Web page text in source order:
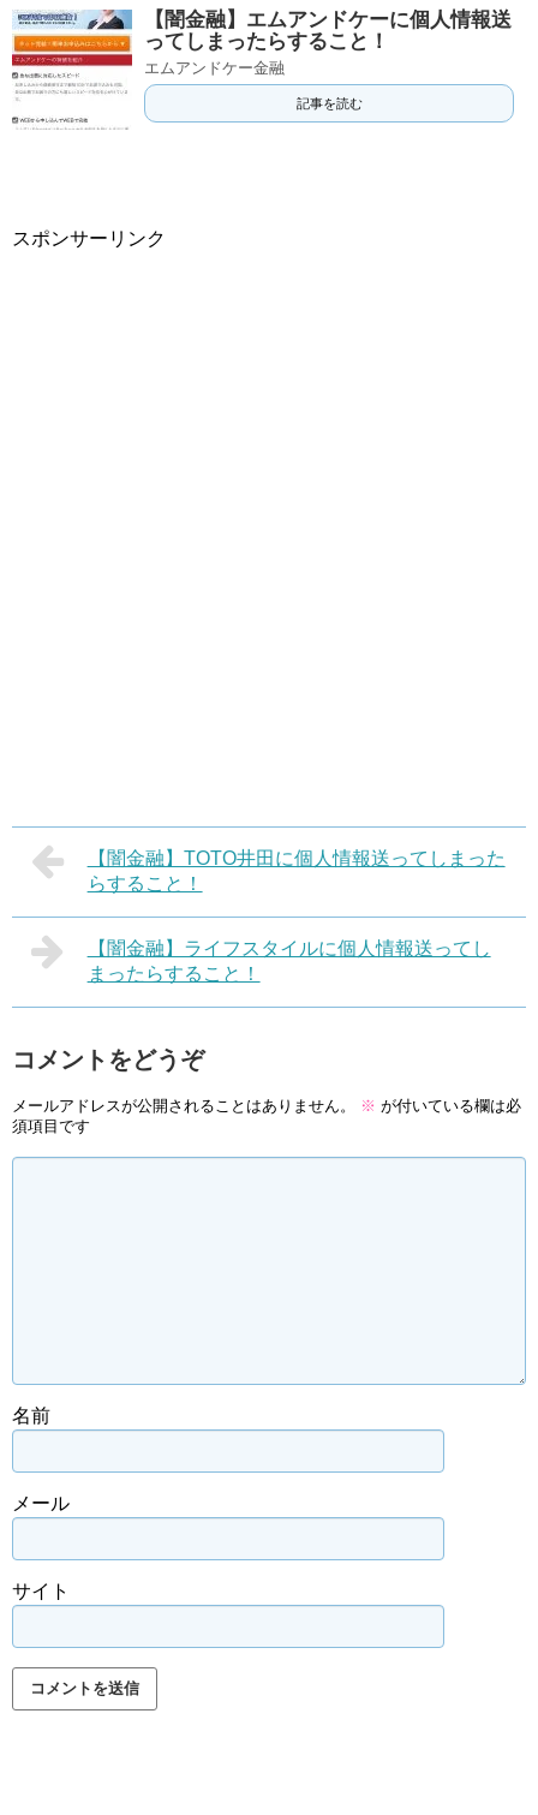
【闇金融】エムアンドケーに個人情報送
ってしまったらすること！
エムアンドケー金融
記事を読む
スポンサーリンク
【闇金融】TOTO井田に個人情報送ってしまった
らすること！
【闇金融】ライフスタイルに個人情報送ってし
まったらすること！
コメントをどうぞ
メールアドレスが公開されることはありません。 ※ が付いている欄は必
須項目です
名前
メール
サイト